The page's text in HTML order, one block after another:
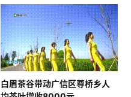
白眉茶谷带动广信区尊桥乡人